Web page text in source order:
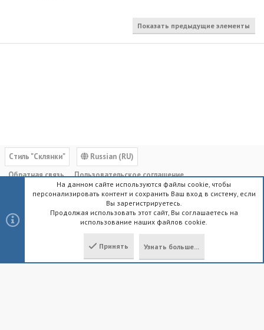
Показать предыдущие элементы
Cтиль "Склянки"
Russian (RU)
Обратная связь
Пользовательское соглашение
Политика конфиденциальности
Помощь Главная
R
S
Community platform by XenForo® © 2010-2023 XenForo Ltd.
XenForo.Info
На данном сайте используются файлы cookie, чтобы
персонализировать контент и сохранить Ваш вход в систему, если
Вы зарегистрируетесь.
Продолжая использовать этот сайт, Вы соглашаетесь на
использование наших файлов cookie.
Принять Узнать больше...